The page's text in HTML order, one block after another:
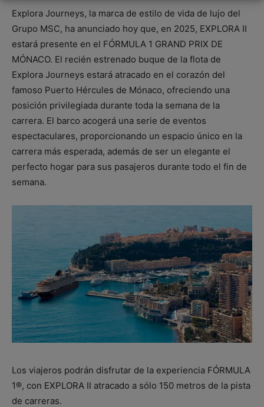
Explora Journeys, la marca de estilo de vida de lujo del
Grupo MSC, ha anunciado hoy que, en 2025, EXPLORA II
estará presente en el FÓRMULA 1 GRAND PRIX DE
MÓNACO. El recién estrenado buque de la flota de
Explora Journeys estará atracado en el corazón del
famoso Puerto Hércules de Mónaco, ofreciendo una
posición privilegiada durante toda la semana de la
carrera. El barco acogerá una serie de eventos
espectaculares, proporcionando un espacio único en la
carrera más esperada, además de ser un elegante el
perfecto hogar para sus pasajeros durante todo el fin de
semana.
Los viajeros podrán disfrutar de la experiencia FÓRMULA
1®, con EXPLORA II atracado a sólo 150 metros de la pista
de carreras.